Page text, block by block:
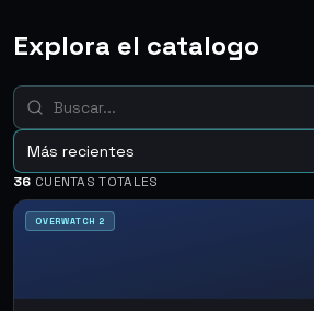
Explora el catalogo
Más recientes
36 CUENTAS TOTALES
OVERWATCH 2